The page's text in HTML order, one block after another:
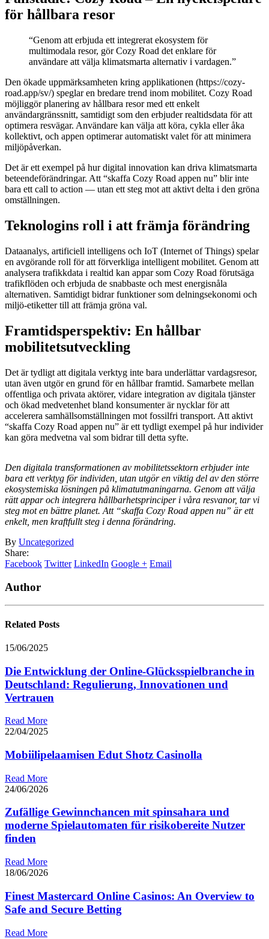
för hållbara resor
“Genom att erbjuda ett integrerat ekosystem för
multimodala resor, gör Cozy Road det enklare för
användare att välja klimatsmarta alternativ i vardagen.”
Den ökade uppmärksamheten kring applikationen (https://cozy-
road.app/sv/) speglar en bredare trend inom mobilitet. Cozy Road
möjliggör planering av hållbara resor med ett enkelt
användargränssnitt, samtidigt som den erbjuder realtidsdata för att
optimera resvägar. Användare kan välja att köra, cykla eller åka
kollektivt, och appen optimerar automatiskt valet för att minimera
miljöpåverkan.
Det är ett exempel på hur digital innovation kan driva klimatsmarta
beteendeförändringar. Att “skaffa Cozy Road appen nu” blir inte
bara ett call to action — utan ett steg mot att aktivt delta i den gröna
omställningen.
Teknologins roll i att främja förändring
Dataanalys, artificiell intelligens och IoT (Internet of Things) spelar
en avgörande roll för att förverkliga intelligent mobilitet. Genom att
analysera trafikkdata i realtid kan appar som Cozy Road förutsäga
trafikflöden och erbjuda de snabbaste och mest energisnåla
alternativen. Samtidigt bidrar funktioner som delningsekonomi och
miljö-etiketter till att främja gröna val.
Framtidsperspektiv: En hållbar
mobilitetsutveckling
Det är tydligt att digitala verktyg inte bara underlättar vardagsresor,
utan även utgör en grund för en hållbar framtid. Samarbete mellan
offentliga och privata aktörer, vidare integration av digitala tjänster
och ökad medvetenhet bland konsumenter är nycklar för att
accelerera samhällsomställningen mot fossilfri transport. Att aktivt
“skaffa Cozy Road appen nu” är ett tydligt exempel på hur individer
kan göra medvetna val som bidrar till detta syfte.
Den digitala transformationen av mobilitetssektorn erbjuder inte
bara ett verktyg för individen, utan utgör en viktig del av den större
ekosystemiska lösningen på klimatutmaningarna. Genom att välja
rätt appar och integrera hållbarhetsprinciper i våra resvanor, tar vi
steg mot en bättre planet. Att “skaffa Cozy Road appen nu” är ett
enkelt, men kraftfullt steg i denna förändring.
By Uncategorized
Share:
Facebook Twitter LinkedIn Google + Email
Author
Related Posts
15/06/2025
Die Entwicklung der Online-Glücksspielbranche in
Deutschland: Regulierung, Innovationen und
Vertrauen
Read More
22/04/2025
Mobiilipelaamisen Edut Shotz Casinolla
Read More
24/06/2026
Zufällige Gewinnchancen mit spinsahara und
moderne Spielautomaten für risikobereite Nutzer
finden
Read More
18/06/2026
Finest Mastercard Online Casinos: An Overview to
Safe and Secure Betting
Read More